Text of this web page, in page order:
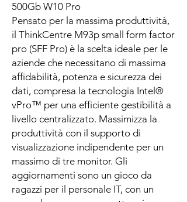
500Gb W10 Pro
Pensato per la massima produttività,
il ThinkCentre M93p small form factor
pro (SFF Pro) è la scelta ideale per le
aziende che necessitano di massima
affidabilità, potenza e sicurezza dei
dati, compresa la tecnologia Intel®
vPro™ per una efficiente gestibilità a
livello centralizzato. Massimizza la
produttività con il supporto di
visualizzazione indipendente per un
massimo di tre monitor. Gli
aggiornamenti sono un gioco da
ragazzi per il personale IT, con un